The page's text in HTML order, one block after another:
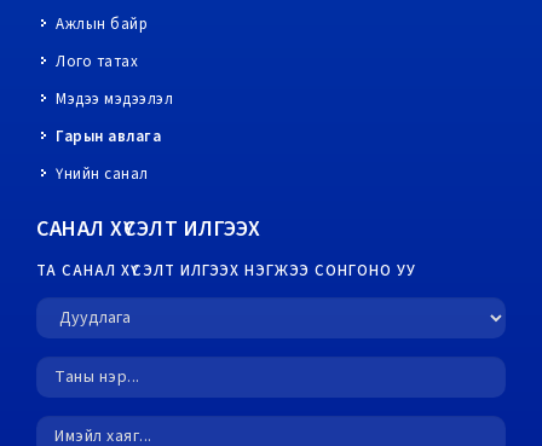
Ажлын байр
Лого татах
Мэдээ мэдээлэл
Гарын авлага
Үнийн санал
САНАЛ ХҮСЭЛТ ИЛГЭЭХ
ТА САНАЛ ХҮСЭЛТ ИЛГЭЭХ НЭГЖЭЭ СОНГОНО УУ